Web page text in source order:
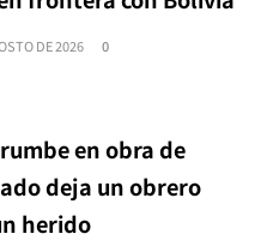
DE 2026 0
en obra de
deja un obrero
herido